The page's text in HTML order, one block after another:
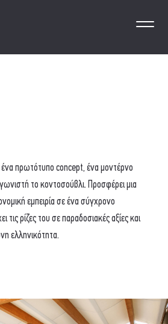
ένα πρωτότυπο concept, ένα μοντέρνο
το κοντοσούβλι. Προσφέρει μια
εμπειρία σε ένα σύγχρονο
τις ρίζες του σε παραδοσιακές αξίες και
ελληνικότητα.